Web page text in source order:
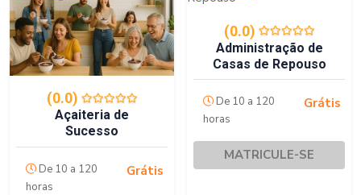
(0.0)
Açaiteria de
Sucesso
De 10 a 120
horas
Grátis
(0.0)
Administração de
Casas de Repouso
De 10 a 120
horas
Grátis
MATRICULE-SE